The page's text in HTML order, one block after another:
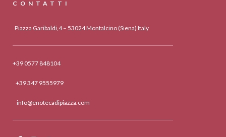
CONTATTI
Piazza Garibaldi,4 – 53024 Montalcino (Siena) Italy
+39 0577 848104
+39 347 9555979
info@enotecadipiazza.com